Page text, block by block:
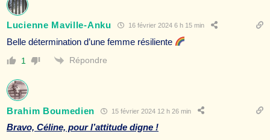
Lucienne Maville-Anku 16 février 2024 6 h 15 min
Belle détermination d’une femme résiliente
1 Répondre
Brahim Boumedien 15 février 2024 12 h 26 min
Bravo, Céline, pour l’attitude digne !